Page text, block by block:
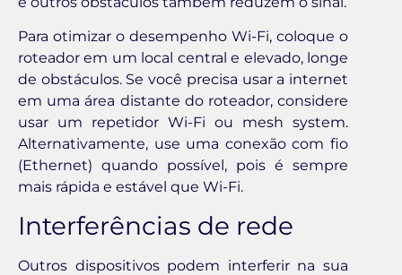
Para otimizar o desempenho Wi-Fi, coloque o
roteador em um local central e elevado, longe
de obstáculos. Se você precisa usar a internet
em uma área distante do roteador, considere
usar um repetidor Wi-Fi ou mesh system.
Alternativamente, use uma conexão com fio
(Ethernet) quando possível, pois é sempre
mais rápida e estável que Wi-Fi.
Interferências de rede
Outros dispositivos podem interferir na sua